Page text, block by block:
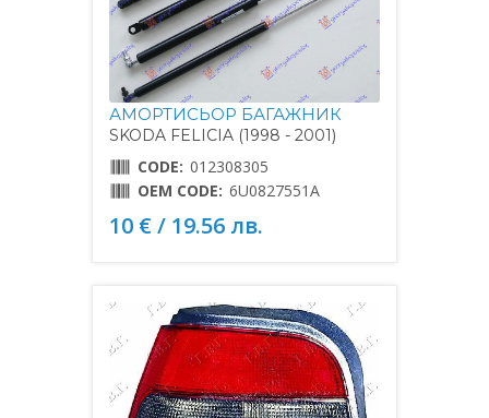
АМОРТИСЬОР БАГАЖНИК
SKODA FELICIA (1998 - 2001)
CODE: 012308305
OEM CODE: 6U0827551A
10 € / 19.56 лв.